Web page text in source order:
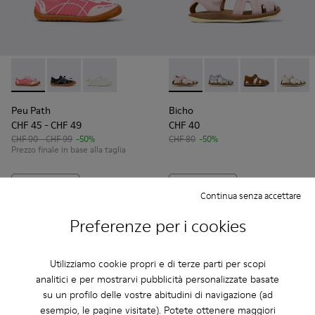
Preferenze per i cookies
Utilizziamo cookie propri e di terze parti per scopi
analitici e per mostrarvi pubblicità personalizzate basate
su un profilo delle vostre abitudini di navigazione (ad
esempio, le pagine visitate). Potete ottenere maggiori
Continua senza accettare
Peu Path - K800691-003 - Sneakers rosa in tessuto per
Peu Path - K800691-002 - Sneakers nere in tessuto
Peu Path - K800691-001 - Sneakers bianche
Peu Path
CHF 45 - CHF 49
CHF 90 - CHF 99 -50%
Prezzo finale in base alla taglia
Bicho - 80372-087 -
Bicho - 80372-088 -
Bicho -Bicho
Bicho
CHF 40
CHF 80 -50%